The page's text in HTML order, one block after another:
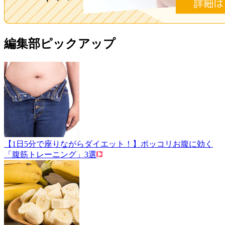
編集部ピックアップ
【1日5分で座りながらダイエット！】ポッコリお腹に効く
「腹筋トレーニング」3選